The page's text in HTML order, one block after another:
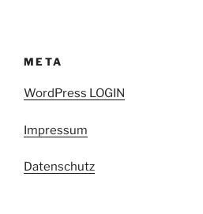
META
WordPress LOGIN
Impressum
Datenschutz